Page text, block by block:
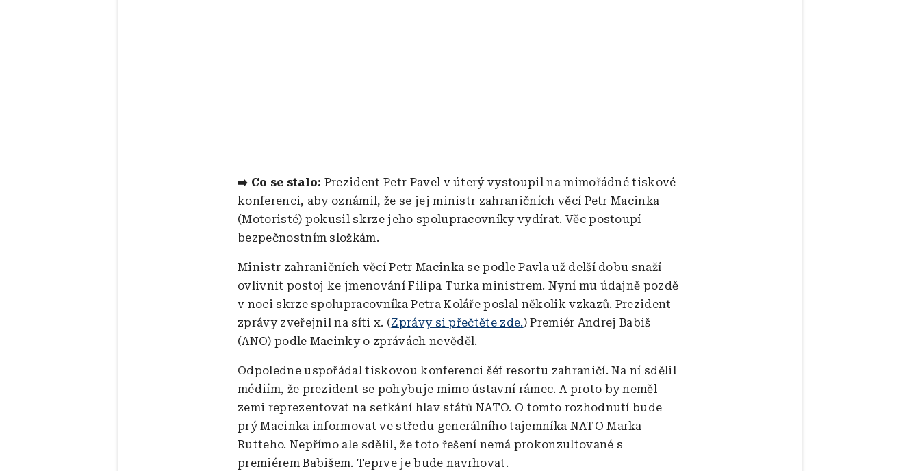
➡️ Co se stalo: Prezident Petr Pavel v úterý vystoupil na mimořádné tiskové
konferenci, aby oznámil, že se jej ministr zahraničních věcí Petr Macinka
(Motoristé) pokusil skrze jeho spolupracovníky vydírat. Věc postoupí
bezpečnostním složkám.
Ministr zahraničních věcí Petr Macinka se podle Pavla už delší dobu snaží
ovlivnit postoj ke jmenování Filipa Turka ministrem. Nyní mu údajně pozdě
v noci skrze spolupracovníka Petra Koláře poslal několik vzkazů. Prezident
zprávy zveřejnil na síti x. (Zprávy si přečtěte zde.) Premiér Andrej Babiš
(ANO) podle Macinky o zprávách nevěděl.
Odpoledne uspořádal tiskovou konferenci šéf resortu zahraničí. Na ní sdělil
médiím, že prezident se pohybuje mimo ústavní rámec. A proto by neměl
zemi reprezentovat na setkání hlav států NATO. O tomto rozhodnutí bude
prý Macinka informovat ve středu generálního tajemníka NATO Marka
Rutteho. Nepřímo ale sdělil, že toto řešení nemá prokonzultované s
premiérem Babišem. Teprve je bude navrhovat.